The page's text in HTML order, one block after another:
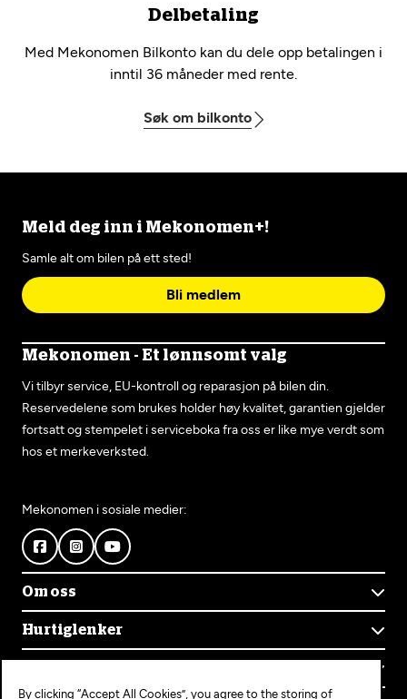
Delbetaling
Med Mekonomen Bilkonto kan du dele opp betalingen i
inntil 36 måneder med rente.
Søk om bilkonto
Meld deg inn i Mekonomen+!
Samle alt om bilen på ett sted!
Bli medlem
Mekonomen - Et lønnsomt valg
Vi tilbyr service, EU-kontroll og reparasjon på bilen din.
Reservedelene som brukes holder høy kvalitet, garantien gjelder
fortsatt og stempelet i serviceboka fra oss er like mye verdt som
hos et merkeverksted.
Mekonomen i sosiale medier:
Om oss
Om Mekonomen
Mekonomens historie
Jobb i Mekonomen
Bærekraft
Hurtiglenker
Finn verksted
By clicking “Accept All Cookies”, you agree to the storing of